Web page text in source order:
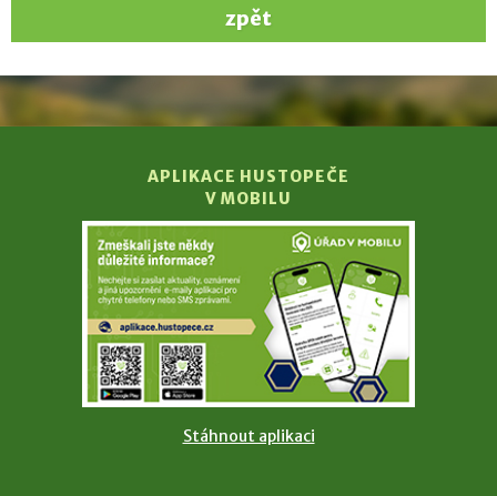
zpět
APLIKACE HUSTOPEČE
V MOBILU
Stáhnout aplikaci